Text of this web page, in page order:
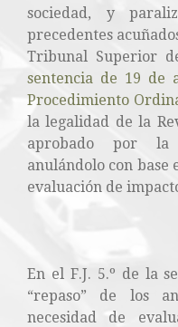
sociedad, y
precedentes
Tribunal Superior
sentencia de 19 de
Procedimiento
la legalidad de la
aprobado por la
anulándolo con base
evaluación de
En el F.J. 5.º de la
“repaso” de los
necesidad de